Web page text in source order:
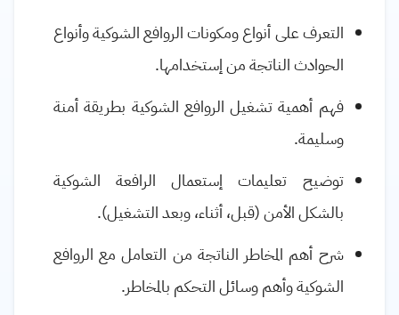
التعرف على أنواع ومكونات الروافع الشوكية وأنواع
الحوادث الناتجة من إستخدامها.
فهم أهمية تشغيل الروافع الشوكية بطريقة أمنة
وسليمة.
توضيح تعليمات إستعمال الرافعة الشوكية
بالشكل الأمن (قبل، أثناء، وبعد التشغيل).
شرح أهم المخاطر الناتجة من التعامل مع الروافع
الشوكية وأهم وسائل التحكم بالمخاطر.